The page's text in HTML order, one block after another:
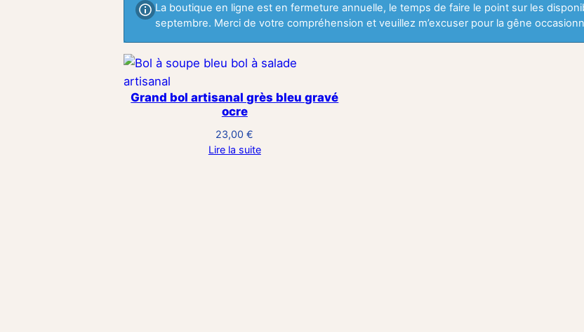
La boutique en ligne est en fermeture annuelle, le temps de faire le point sur les
septembre. Merci de votre compréhension et veuillez m’excuser pour la gêne
Grand bol artisanal grès bleu gravé
ocre
23,00€
Lire la suite